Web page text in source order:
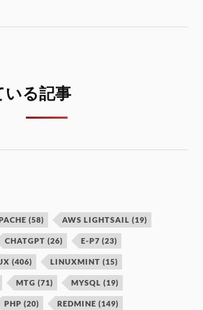
いる記事
(58) AWS LIGHTSAIL (19)
CHATGPT (26) E-P7 (23)
(406) LINUXMINT (15)
MTG (71) MYSQL (19)
PHP (20) REDMINE (149)